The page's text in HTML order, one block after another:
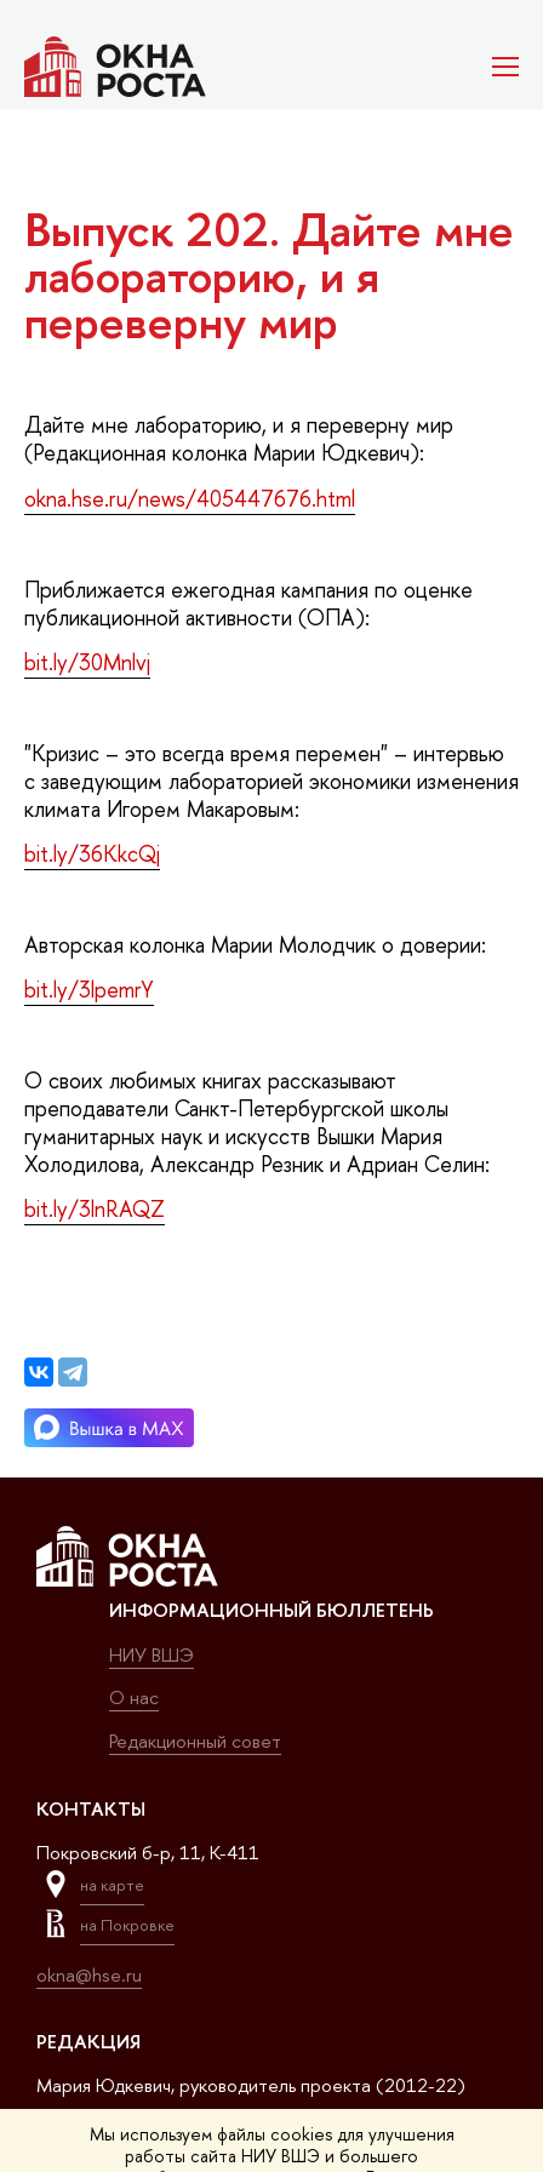
Мы используем файлы cookies для улучшения
работы сайта НИУ ВШЭ и большего
Выпуск 202. Дайте мне
лабораторию, и я
переверну мир
Дайте мне лабораторию, и я переверну мир
(Редакционная колонка Марии Юдкевич):
okna.hse.ru/news/405447676.html
Приближается ежегодная кампания по оценке
публикационной активности (ОПА):
bit.ly/30Mnlvj
"Кризис – это всегда время перемен" – интервью
с заведующим лабораторией экономики изменения
климата Игорем Макаровым:
bit.ly/36KkcQj
Авторская колонка Марии Молодчик о доверии:
bit.ly/3lpemrY
О своих любимых книгах рассказывают
преподаватели Санкт-Петербургской школы
гуманитарных наук и искусств Вышки Мария
Холодилова, Александр Резник и Адриан Селин:
bit.ly/3lnRAQZ
ИНФОРМАЦИОННЫЙ БЮЛЛЕТЕНЬ
НИУ ВШЭ
О нас
Редакционный совет
КОНТАКТЫ
Покровский б-р, 11, K-411
на карте
на Покровке
okna@hse.ru
РЕДАКЦИЯ
Мария Юдкевич, руководитель проекта (2012-22)
Дмитрий Дагаев, руководитель проекта (2022-23)